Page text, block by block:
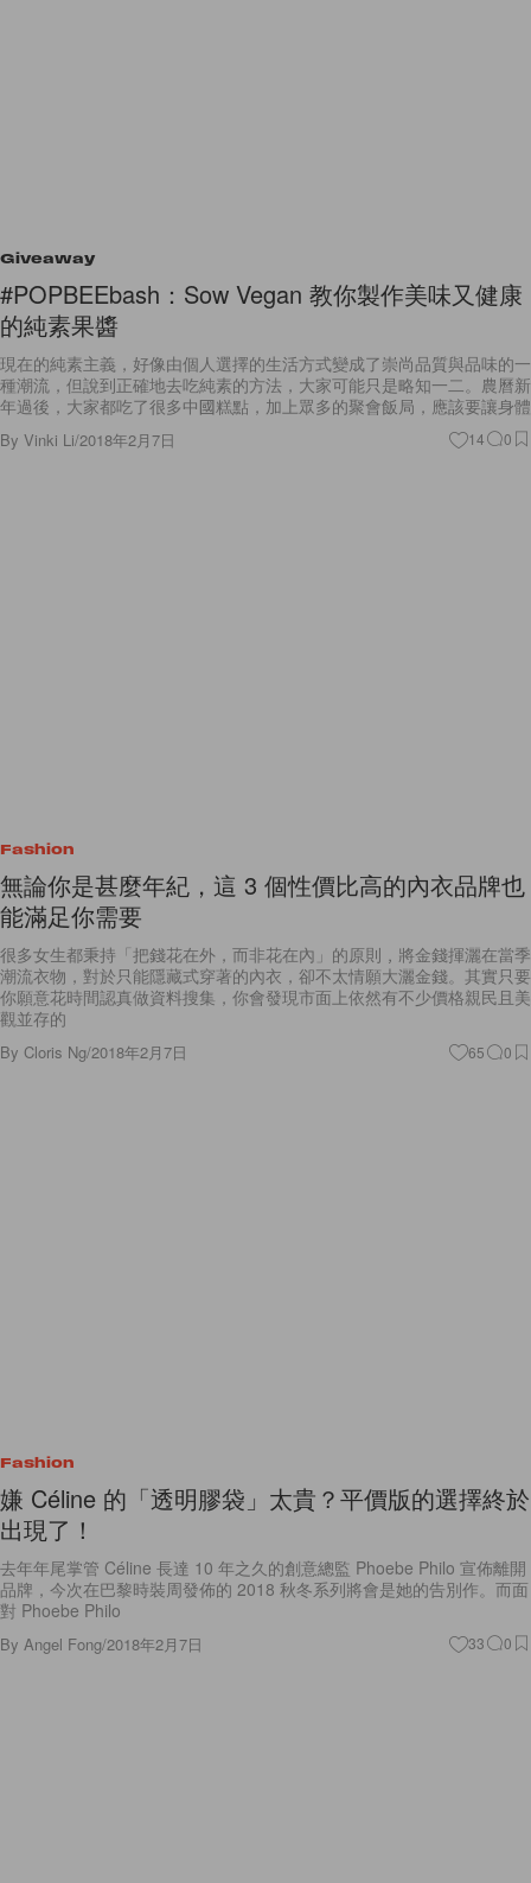
Giveaway
#POPBEEbash：Sow Vegan 教你製作美味又健康
的純素果醬
現在的純素主義，好像由個人選擇的生活方式變成了崇尚品質與品味的一
種潮流，但說到正確地去吃純素的方法，大家可能只是略知一二。農曆新
年過後，大家都吃了很多中國糕點，加上眾多的聚會飯局，應該要讓身體
By Vinki Li/2018年2月7日 14 0
Fashion
無論你是甚麼年紀，這 3 個性價比高的內衣品牌也
能滿足你需要
很多女生都秉持「把錢花在外，而非花在內」的原則﹐將金錢揮灑在當季
潮流衣物，對於只能隱藏式穿著的內衣，卻不太情願大灑金錢。其實只要
你願意花時間認真做資料搜集，你會發現市面上依然有不少價格親民且美
觀並存的
By Cloris Ng/2018年2月7日 65 0
Fashion
嫌 Céline 的「透明膠袋」太貴？平價版的選擇終於
出現了！
去年年尾掌管 Céline 長達 10 年之久的創意總監 Phoebe Philo 宣佈離開
品牌，今次在巴黎時裝周發佈的 2018 秋冬系列將會是她的告別作。而面
對 Phoebe Philo
By Angel Fong/2018年2月7日 33 0